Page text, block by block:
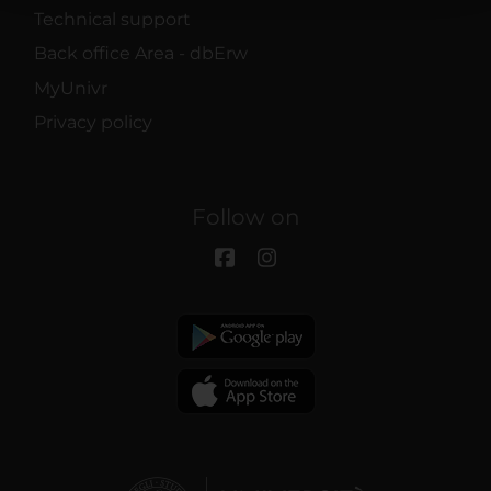
raccolto dal tuo utilizzo dei loro servizi.
Technical support
Back office Area - dbErw
MyUnivr
Privacy policy
Follow on